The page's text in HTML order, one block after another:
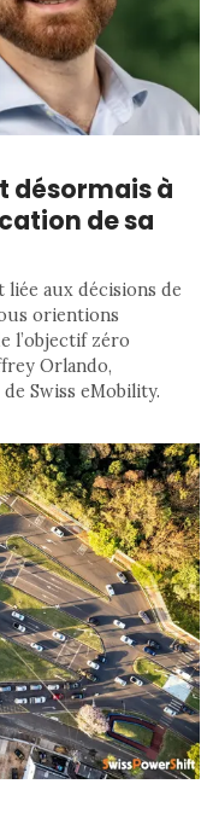
désormais à
de sa
liée aux décisions de
orientions
l’objectif zéro
Orlando,
Swiss eMobility.